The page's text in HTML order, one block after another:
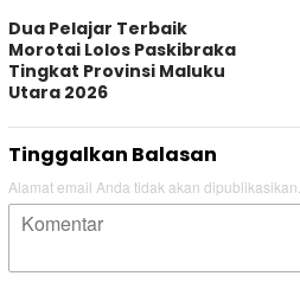
Dua Pelajar Terbaik
Morotai Lolos Paskibraka
Tingkat Provinsi Maluku
Utara 2026
Tinggalkan Balasan
Alamat email Anda tidak akan dipublikasikan.